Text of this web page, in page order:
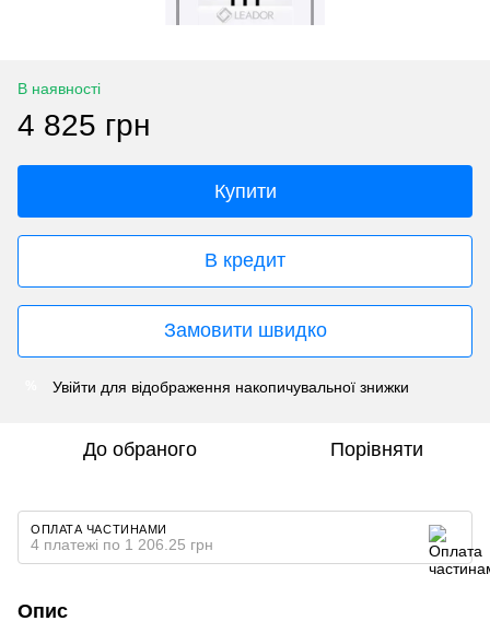
В наявності
4 825 грн
Купити
В кредит
Замовити швидко
Увійти для відображення накопичувальної знижки
До обраного Порівняти
ОПЛАТА ЧАСТИНАМИ
4 платежі по 1 206.25 грн
Опис